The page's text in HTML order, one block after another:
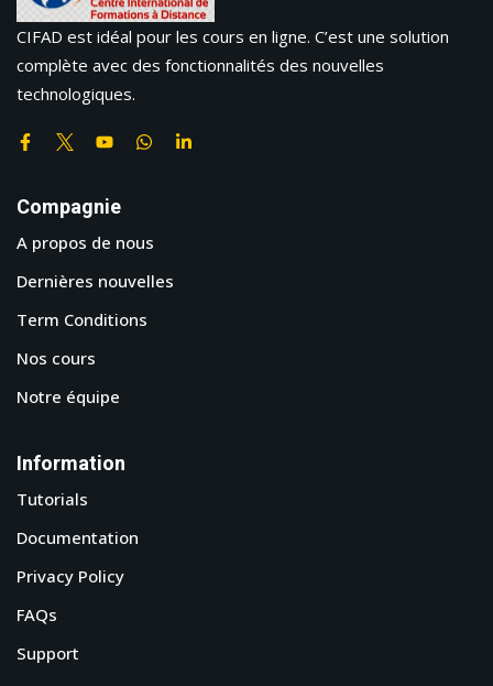
CIFAD est idéal pour les cours en ligne. C’est une solution
complète avec des fonctionnalités des nouvelles
technologiques.
Compagnie
A propos de nous
Dernières nouvelles
Term Conditions
Nos cours
Notre équipe
Information
Tutorials
Documentation
Privacy Policy
FAQs
Support